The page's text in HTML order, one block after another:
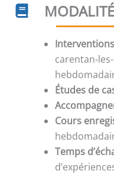
carentan-
Études de
Cours
Temps